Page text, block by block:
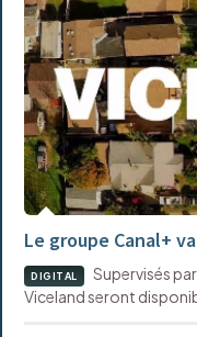
Le groupe Canal+
DIGITAL
Supervisés
Viceland seront